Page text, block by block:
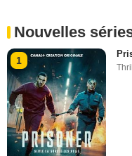
Nouvelles
1